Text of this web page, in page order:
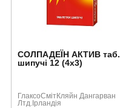
СОЛПАДЕЇН АКТИВ таб.
шипучі 12 (4х3)
ГлаксоСмітКляйн Дангарван
Лтд.Ірландія